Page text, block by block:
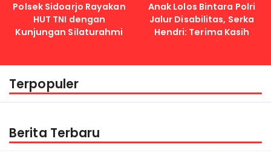
Polsek Sidoarjo Rayakan
HUT TNI dengan
Kunjungan Silaturahmi
Anak Lolos Bintara Polri
Jalur Disabilitas, Serka
Hendri: Terima Kasih
Kapolri
Terpopuler
Berita Terbaru